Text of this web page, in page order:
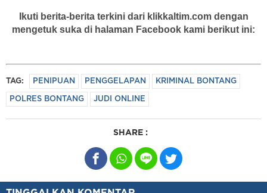
Ikuti berita-berita terkini dari klikkaltim.com dengan
mengetuk suka di halaman Facebook kami berikut ini:
TAG: PENIPUAN PENGGELAPAN KRIMINAL BONTANG
POLRES BONTANG JUDI ONLINE
SHARE :